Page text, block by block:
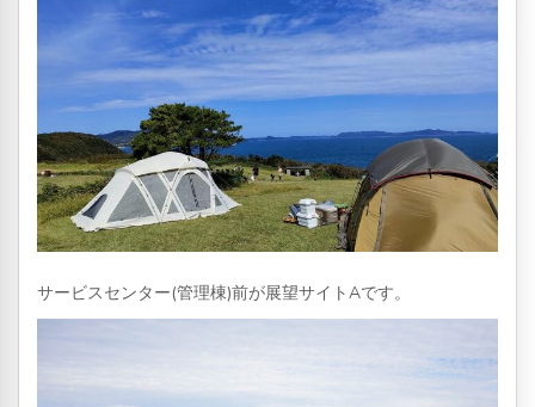
サービスセンター(管理棟)前が展望サイトAです。